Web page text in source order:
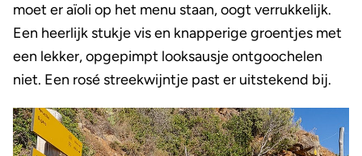
moet er aïoli op het menu staan, oogt verrukkelijk.
Een heerlijk stukje vis en knapperige groentjes met
een lekker, opgepimpt looksausje ontgoochelen
niet. Een rosé streekwijntje past er uitstekend bij.